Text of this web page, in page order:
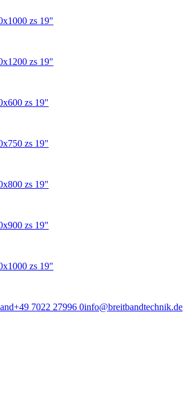
zs 19"
zs 19"
zs 19"
zs 19"
zs 19"
zs 19"
zs 19"
+49 7022 27996 0info@breitbandtechnik.de